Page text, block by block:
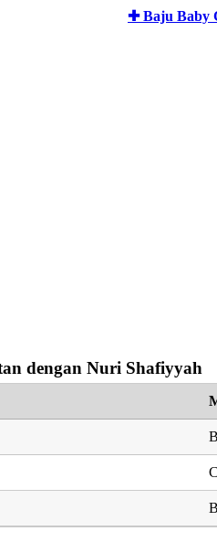
✚ Baju Baby
dengan Nuri Shafiyyah